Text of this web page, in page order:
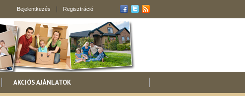
Bejelentkezés Regisztráció
AKCIÓS AJÁNLATOK